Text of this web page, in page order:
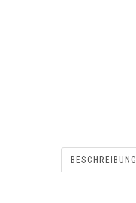
BESCHREIBUNG